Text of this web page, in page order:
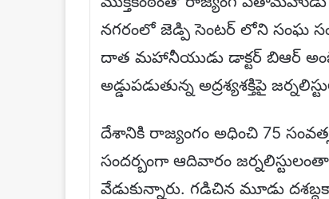
నగరంలో జెడ్పి సెంటర్ లోని సంఘ
దాత మహానీయుడు డాక్టర్ బిఆర్
అడ్డుపడుతున్న అద్రశ్యశక్తిపై
దేశానికి రాజ్యంగం అధించి 75
సందర్బంగా ఆదివారం
వేడుకున్నారు. గడిచిన మూడు